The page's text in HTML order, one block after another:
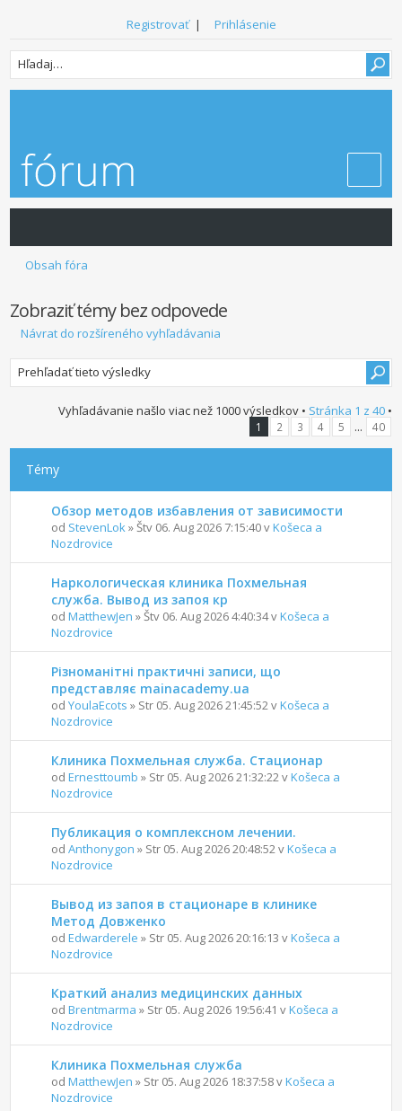
Registrovať| Prihlásenie
Obsah fóra
Zobraziť témy bez odpovede
Návrat do rozšíreného vyhľadávania
Vyhľadávanie našlo viac než 1000 výsledkov • Stránka 1 z 40•
1 2 3 4 5 ... 40
Témy
Обзор методов избавления от зависимости
od StevenLok » Štv 06. Aug 2026 7:15:40 vKošeca a
Nozdrovice
Наркологическая клиника Похмельная
служба. Вывод из запоя кр
odMatthewJen » Štv 06. Aug 2026 4:40:34 vKošeca a
Nozdrovice
Різноманітні практичні записи, що
представляє mainacademy.ua
odYoulaEcots » Str 05. Aug 2026 21:45:52 vKošeca a
Nozdrovice
Клиника Похмельная служба. Стационар
odErnesttoumb » Str 05. Aug 2026 21:32:22 vKošeca a
Nozdrovice
Публикация о комплексном лечении.
odAnthonygon » Str 05. Aug 2026 20:48:52 vKošeca a
Nozdrovice
Вывод из запоя в стационаре в клинике
Метод Довженко
odEdwarderele » Str 05. Aug 2026 20:16:13 vKošeca a
Nozdrovice
Краткий анализ медицинских данных
odBrentmarma » Str 05. Aug 2026 19:56:41 vKošeca a
Nozdrovice
Клиника Похмельная служба
odMatthewJen » Str 05. Aug 2026 18:37:58 vKošeca a
Nozdrovice